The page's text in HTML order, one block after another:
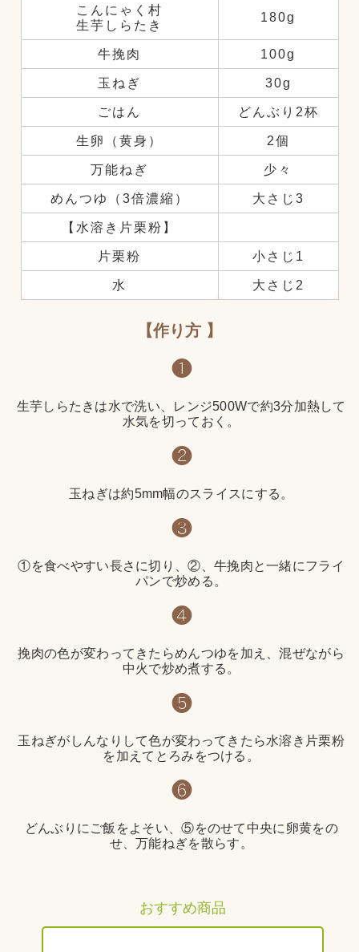
こんにゃく村
生芋しらたき
180g
牛挽肉 100g
玉ねぎ 30g
ごはん どんぶり2杯
生卵（黄身） 2個
万能ねぎ 少々
めんつゆ（3倍濃縮） 大さじ3
【水溶き片栗粉】
片栗粉 小さじ1
水 大さじ2
作り方
❶
生芋しらたきは水で洗い、レンジ500Wで約3分加熱して
水気を切っておく。
❷
玉ねぎは約5mm幅のスライスにする。
❸
①を食べやすい長さに切り、②、牛挽肉と一緒にフライ
パンで炒める。
❹
挽肉の色が変わってきたらめんつゆを加え、混ぜながら
中火で炒め煮する。
❺
玉ねぎがしんなりして色が変わってきたら水溶き片栗粉
を加えてとろみをつける。
❻
どんぶりにご飯をよそい、⑤をのせて中央に卵黄をの
せ、万能ねぎを散らす。
おすすめ商品